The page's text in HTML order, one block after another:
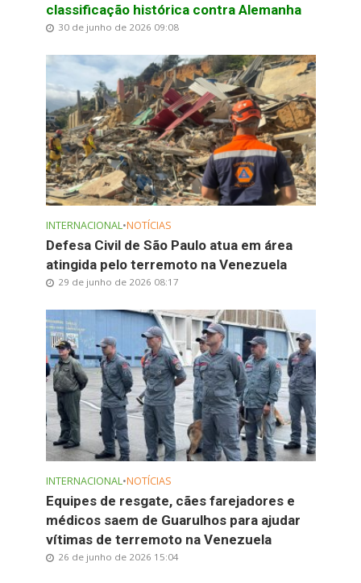
classificação histórica contra Alemanha
30 de junho de 2026 09:08
INTERNACIONAL•NOTÍCIAS
Defesa Civil de São Paulo atua em área
atingida pelo terremoto na Venezuela
29 de junho de 2026 08:17
INTERNACIONAL•NOTÍCIAS
Equipes de resgate, cães farejadores e
médicos saem de Guarulhos para ajudar
vítimas de terremoto na Venezuela
26 de junho de 2026 15:04